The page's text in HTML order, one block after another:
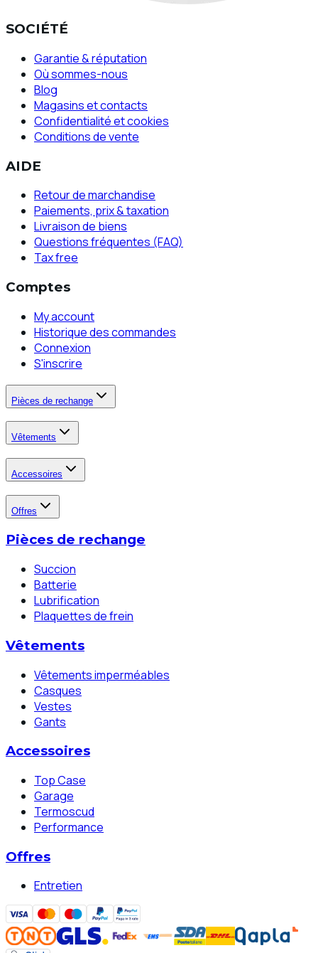
SOCIÉTÉ
Garantie & réputation
Où sommes-nous
Blog
Magasins et contacts
Confidentialité et cookies
Conditions de vente
AIDE
Retour de marchandise
Paiements, prix & taxation
Livraison de biens
Questions fréquentes (FAQ)
Tax free
Comptes
My account
Historique des commandes
Connexion
S'inscrire
Pièces de rechange
Vêtements
Accessoires
Offres
Pièces de rechange
Succion
Batterie
Lubrification
Plaquettes de frein
Vêtements
Vêtements imperméables
Casques
Vestes
Gants
Accessoires
Top Case
Garage
Termoscud
Performance
Offres
Entretien